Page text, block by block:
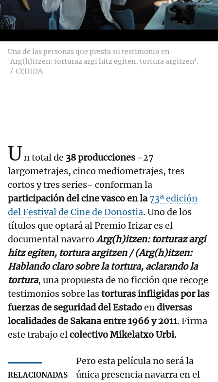
Una de las personas que presta su testimonio en
'Arg(h)itzen: torturaz argi hitz egiten, tortura argitzen'.
CEDIDA
Un total de 38 producciones −27
largometrajes, cinco mediometrajes, tres
cortos y tres series− conforman la
participación del cine vasco en la73ª edición
del Festival de Cine de Donostia. Uno de los
títulos que optará al Premio Irizar es el
documental navarroArg(h)itzen: torturaz argi
hitz egiten, tortura argitzen / (Arg(h)itzen:
Hablando claro sobre la tortura, aclarando la
tortura, una propuesta de no ficción que recoge
testimonios sobre lastorturas infligidas por las
fuerzas de seguridad del Estadoendiversas
localidades de Sakana entre 1966 y 2011. Firma
este trabajo elcolectivo Mikelatxo Urbi.
RELACIONADAS
Pero esta película no será la
única presencia navarra en el